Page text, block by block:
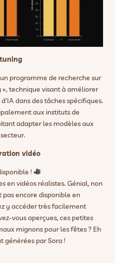
programme de recherche sur
technique visant à améliorer
dans des tâches spécifiques.
aux instituts de
adapter les modèles aux
vidéo
!
en vidéos réalistes. Génial, non
pas encore disponible en
y accéder très facilement
vous aperçues, ces petites
mignons pour les fêtes ? Eh
générées par Sora !